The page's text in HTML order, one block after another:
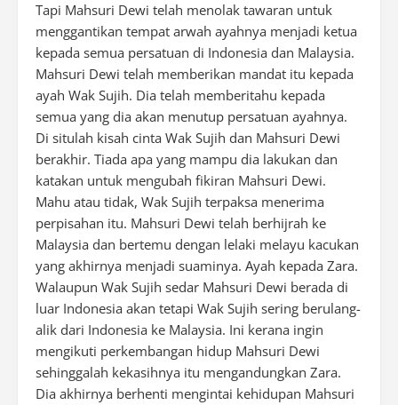
Tapi Mahsuri Dewi telah menolak tawaran untuk
menggantikan tempat arwah ayahnya menjadi ketua
kepada semua persatuan di Indonesia dan Malaysia.
Mahsuri Dewi telah memberikan mandat itu kepada
ayah Wak Sujih. Dia telah memberitahu kepada
semua yang dia akan menutup persatuan ayahnya.
Di situlah kisah cinta Wak Sujih dan Mahsuri Dewi
berakhir. Tiada apa yang mampu dia lakukan dan
katakan untuk mengubah fikiran Mahsuri Dewi.
Mahu atau tidak, Wak Sujih terpaksa menerima
perpisahan itu. Mahsuri Dewi telah berhijrah ke
Malaysia dan bertemu dengan lelaki melayu kacukan
yang akhirnya menjadi suaminya. Ayah kepada Zara.
Walaupun Wak Sujih sedar Mahsuri Dewi berada di
luar Indonesia akan tetapi Wak Sujih sering berulang-
alik dari Indonesia ke Malaysia. Ini kerana ingin
mengikuti perkembangan hidup Mahsuri Dewi
sehinggalah kekasihnya itu mengandungkan Zara.
Dia akhirnya berhenti mengintai kehidupan Mahsuri